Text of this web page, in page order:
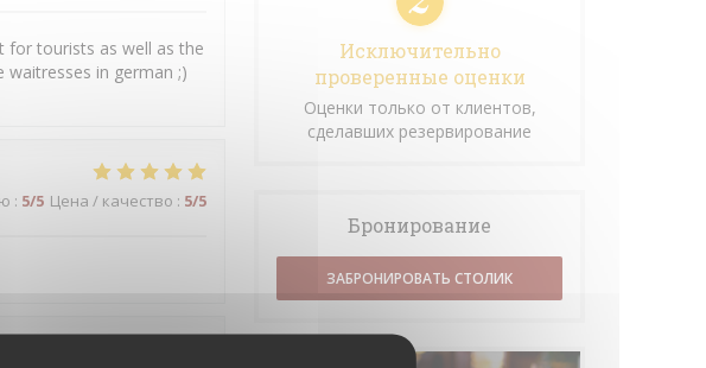
for tourists as well as the
in german ;)
: 5/5 Цена / качество : 5/5
Исключительно
проверенные оценки
Оценки только от клиентов,
сделавших резервирование
Бронирование
ЗАБРОНИРОВАТЬ СТОЛИК